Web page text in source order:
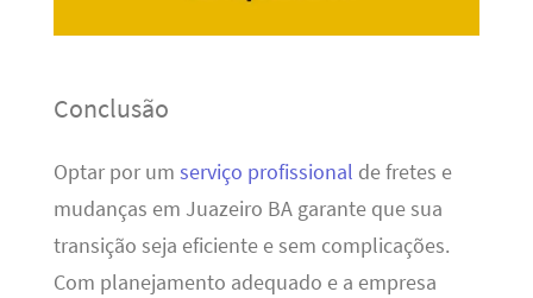
Conclusão
Optar por um serviço profissional de fretes e
mudanças em Juazeiro BA garante que sua
transição seja eficiente e sem complicações.
Com planejamento adequado e a empresa